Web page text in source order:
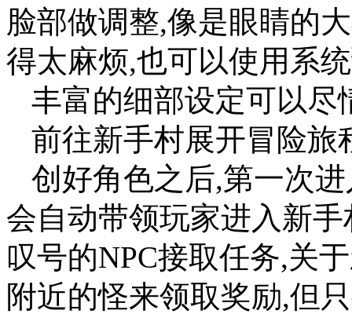
脸部做调整,像是眼睛的
得太麻烦,也可以使用系
丰富的细部设定可以尽
前往新手村展开冒险旅
创好角色之后,第一次
会自动带领玩家进入新
叹号的NPC接取任务,关
附近的怪来领取奖励,但